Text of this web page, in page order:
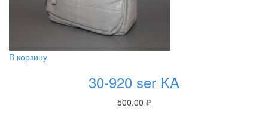
В корзину
30-920 ser KA
500.00 ₽